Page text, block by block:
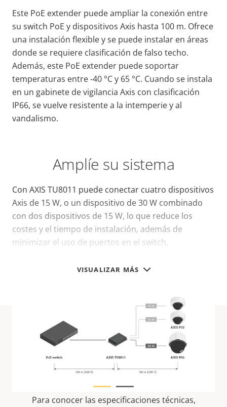
VISUALIZAR MÁS
Este PoE extender puede ampliar la conexión entre
su switch PoE y dispositivos Axis hasta 100 m. Ofrece
una instalación flexible y se puede instalar en áreas
donde se requiere clasificación de falso techo.
Además, este PoE extender puede soportar
temperaturas entre -40 °C y 65 °C. Cuando se instala
en un gabinete de vigilancia Axis con clasificación
IP66, se vuelve resistente a la intemperie y al
vandalismo.
Amplíe su sistema
Con AXIS TU8011 puede conectar cuatro dispositivos
Axis de 15 W, o un dispositivo de 30 W combinado
con dos dispositivos de 15 W, lo que reduce los
costes y el tiempo de instalación, además de
minimizar el uso de puertos en el switch.
Especificaciones
técnicas
Para conocer las especificaciones técnicas,